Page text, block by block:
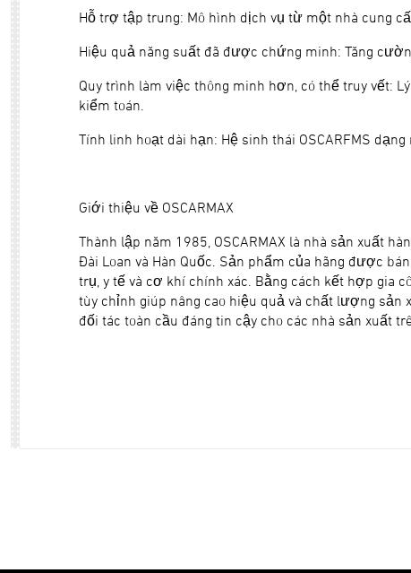
Hỗ trợ tập trung: Mô hình dịch vụ từ một nhà cung
Hiệu quả năng suất đã được chứng minh: Tăng
Quy trình làm việc thông minh hơn, có thể truy vết:
kiểm toán.
Tính linh hoạt dài hạn: Hệ sinh thái OSCARFMS
Giới thiệu về OSCARMAX
Thành lập năm 1985, OSCARMAX là nhà sản xuất
Đài Loan và Hàn Quốc. Sản phẩm của hãng được
trụ, y tế và cơ khí chính xác. Bằng cách kết hợp gia
tùy chỉnh giúp nâng cao hiệu quả và chất lượng sản
đối tác toàn cầu đáng tin cậy cho các nhà sản xuất